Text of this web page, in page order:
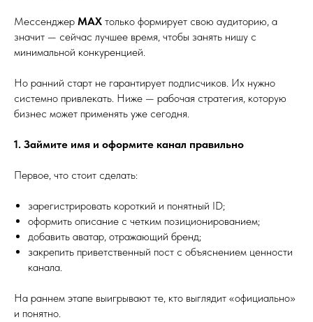
Мессенджер MAX только формирует свою аудиторию, а
значит — сейчас лучшее время, чтобы занять нишу с
минимальной конкуренцией.
Но ранний старт не гарантирует подписчиков. Их нужно
системно привлекать. Ниже — рабочая стратегия, которую
бизнес может применять уже сегодня.
1. Займите имя и оформите канал правильно
Первое, что стоит сделать:
зарегистрировать короткий и понятный ID;
оформить описание с четким позиционированием;
добавить аватар, отражающий бренд;
закрепить приветственный пост с объяснением ценности
канала.
На раннем этапе выигрывают те, кто выглядит «официально»
и понятно.